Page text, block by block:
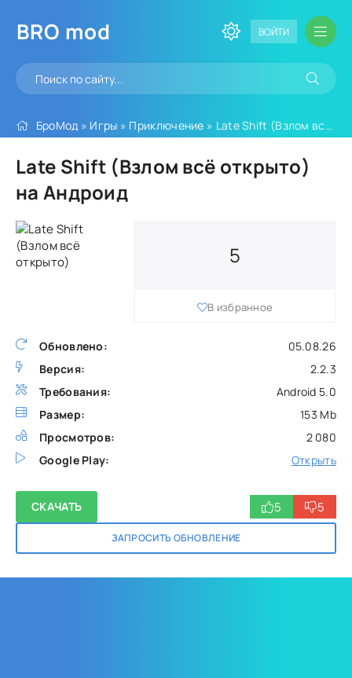
BRO mod ВОЙТИ
БроМод » Игры » Приключение » Late Shift (Взлом всё открыто)
Late Shift (Взлом всё открыто)
на Андроид
Обновлено:
05.08.26
Версия:
2.2.3
Требования:
Android 5.0
Размер:
153 Mb
Просмотров:
2 080
Google Play:
Открыть
5
В избранное
СКАЧАТЬ
ЗАПРОСИТЬ ОБНОВЛЕНИЕ
5 5